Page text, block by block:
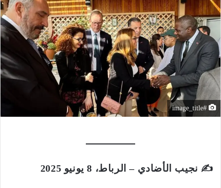
#image_title
✍️ نجيب الأضادي – الرباط، 8 يونيو 2025